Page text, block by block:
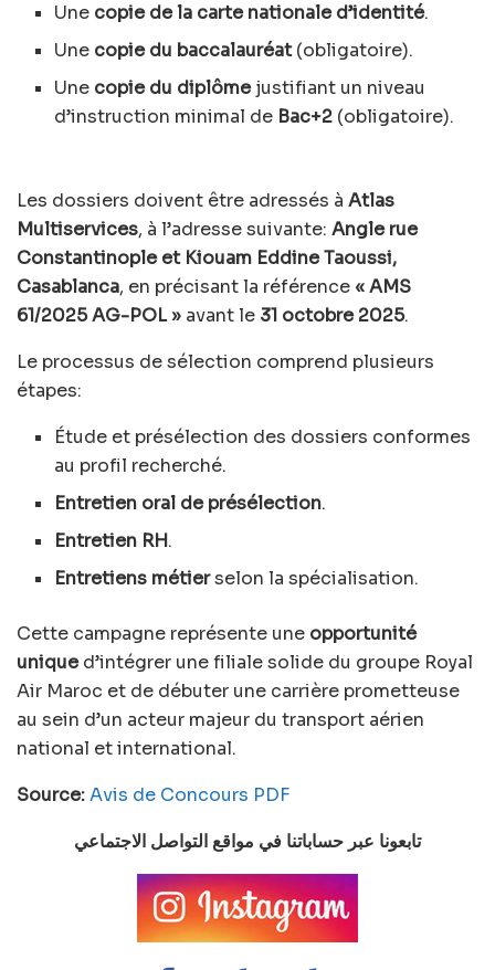
Une copie de la carte nationale d’identité.
Une copie du baccalauréat(obligatoire).
Une copie du diplômejustifiant un niveau
d’instruction minimal de Bac+2 (obligatoire).
Les dossiers doivent être adressés à Atlas
Multiservices, à l’adresse suivante: Angle rue
Constantinople et Kiouam Eddine Taoussi,
Casablanca, en précisant la référence « AMS
61/2025 AG-POL » avant le 31 octobre 2025.
Le processus de sélection comprend plusieurs
étapes:
Étude et présélection des dossiers conformes
au profil recherché.
Entretien oral de présélection.
Entretien RH.
Entretiens métierselon la spécialisation.
Cette campagne représente une opportunité
uniqued’intégrer une filiale solide du groupe Royal
Air Maroc et de débuter une carrière prometteuse
au sein d’un acteur majeur du transport aérien
national et international.
Source:Avis de Concours PDF
تابعونا عبر حساباتنا في مواقع التواصل الاجتماعي